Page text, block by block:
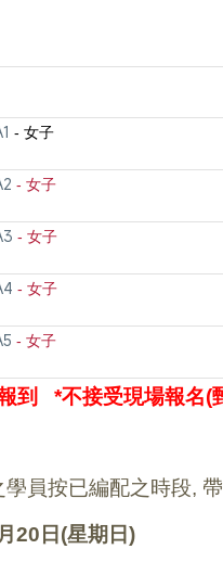
- 女子
- 女子
- 女子
- 女子
- 女子
到 *不接受現場報名(
員按已編配之時段,
20日(星期日)